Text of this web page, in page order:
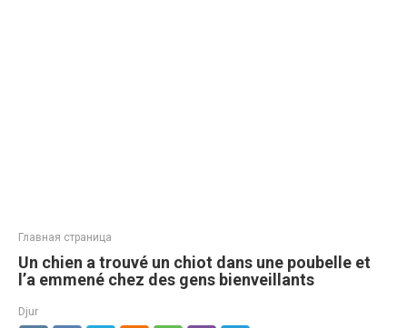
Главная страница
Un chien a trouvé un chiot dans une poubelle et
l’a emmené chez des gens bienveillants
Djur